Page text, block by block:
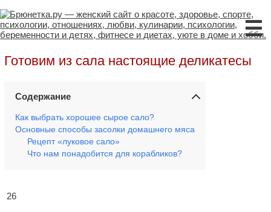
☰
Готовим из сала настоящие деликатесы
Содержание
Как выбрать хорошее сырое сало?
Основные способы засолки домашнего мяса
Рецепт «луковое сало»
Что нам понадобится для корабликов?
26